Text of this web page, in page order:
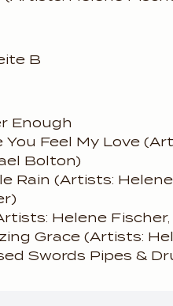
B
Enough
You Feel My Love
Bolton)
Rain (Artists:
Helene Fischer,
Grace (Artists:
Swords Pipes &